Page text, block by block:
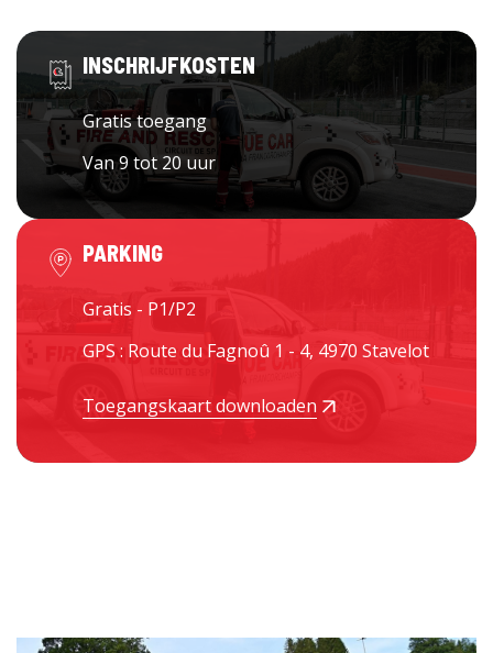
INSCHRIJFKOSTEN
Gratis toegang
Van 9 tot 20 uur
PARKING
Gratis - P1/P2
GPS : Route du Fagnoû 1 - 4, 4970 Stavelot
Toegangskaart downloaden